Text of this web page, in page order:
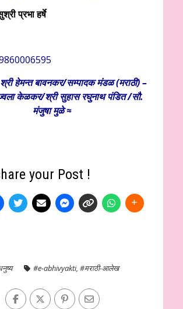
प्रभा हर्षे
हेमन्त बावनकर/सम्पादक मंडळ (मराठी) –
केळकर/श्री सुहास रघुनाथ पंडित /सौ.
मंजुषा मुळे ≈
your Post !
#e-abhivyakti, #मराठी-आलेख